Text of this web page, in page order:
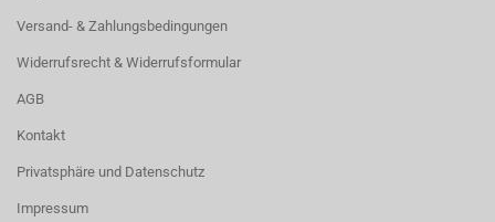
Versand- & Zahlungsbedingungen
Widerrufsrecht & Widerrufsformular
AGB
Kontakt
Privatsphäre und Datenschutz
Impressum